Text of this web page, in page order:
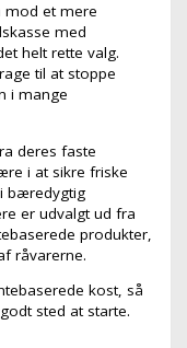
mod et mere
med
helt rette valg.
til at stoppe
i mange
deres faste
i at sikre friske
bæredygtig
er udvalgt ud fra
produkter,
råvarerne.
kost, så
sted at starte.